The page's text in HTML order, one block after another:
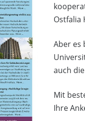
Ostfalia
Aber es
auch
Mit
Ihre